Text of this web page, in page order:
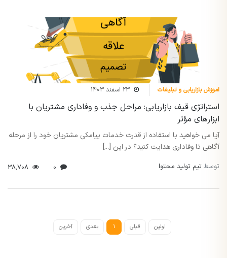
اموزش بازاریابی و تبلیغات 23 اسفند 1403
استراتژی قیف بازاریابی: مراحل جذب و وفاداری مشتریان با
ابزارهای مؤثر
آیا می خواهید با استفاده از قدرت خدمات پیامکی مشتریان خود را از مرحله
آگاهی تا وفاداری هدایت کنید؟ در این [...]
توسط تیم تولید محتوا
اولین قبلی 1 بعدی آخرین